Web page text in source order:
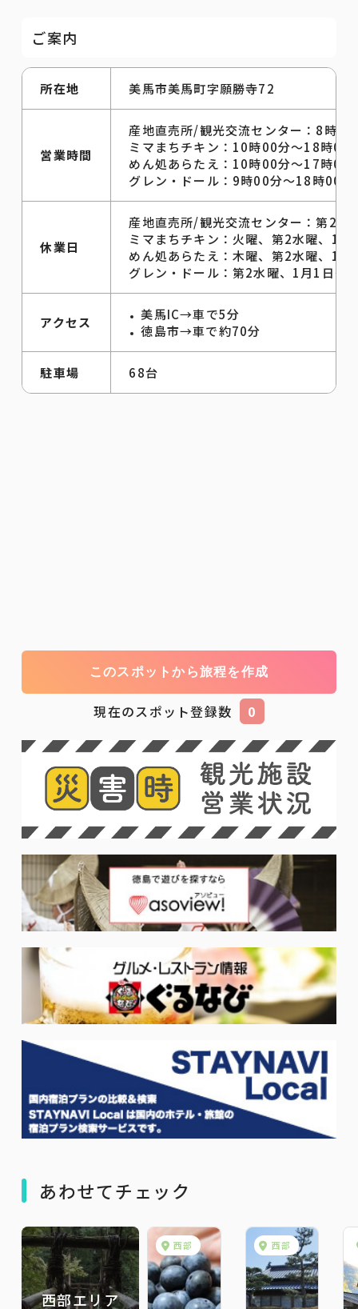
ご案内
所在地 美馬市美馬町字願勝寺72
営業時間
産地直売所/観光交流センター：8時
ミマまちチキン：10時00分〜18時00
めん処あらたえ：10時00分〜17時00
グレン・ドール：9時00分〜18時00分
休業日
産地直売所/観光交流センター：第2水
ミマまちチキン：火曜、第2水曜、1月
めん処あらたえ：木曜、第2水曜、1月
グレン・ドール：第2水曜、1月1日～
アクセス
美馬IC→車で5分
徳島市→車で約70分
駐車場 68台
このスポットから旅程を作成
現在のスポット登録数 0
あわせてチェック
西部エリア
西部 西部